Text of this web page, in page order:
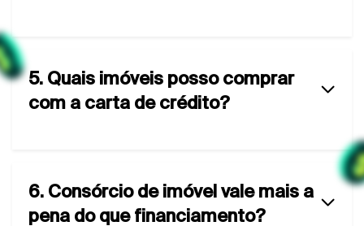
5. Quais imóveis posso comprar
com a carta de crédito?
6. Consórcio de imóvel vale mais a
pena do que financiamento?